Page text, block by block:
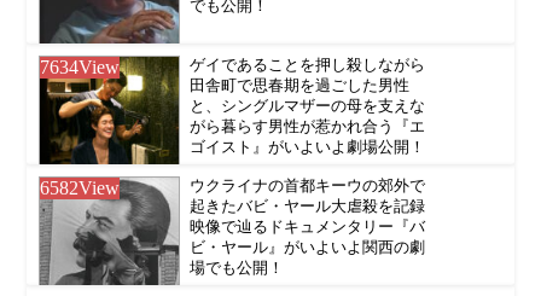
でも公開！
7634View
ゲイであることを押し殺しながら
田舎町で思春期を過ごした男性
と、シングルマザーの母を支えな
がら暮らす男性が惹かれ合う『エ
ゴイスト』がいよいよ劇場公開！
6582View
ウクライナの首都キーウの郊外で
起きたバビ・ヤール大虐殺を記録
映像で辿るドキュメンタリー『バ
ビ・ヤール』がいよいよ関西の劇
場でも公開！